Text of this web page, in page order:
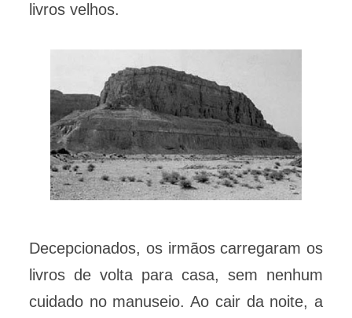
livros velhos.
Decepcionados, os irmãos carregaram os
livros de volta para casa, sem nenhum
cuidado no manuseio. Ao cair da noite, a